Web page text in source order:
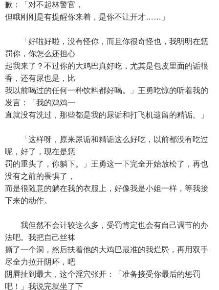
歉：「对不起林警官，
但哦刚刚是有提醒你来着，是你不让开才……」
「好啦好啦，没有怪你，而且你很奇怪也，我明明在惩
罚你，你怎么还担心
起我来了？不过你的大鸡巴真好吃，尤其是包皮里面的诟很
香，还有尿也是，比
我以前喝过的任何一种饮料都好喝。」王勇吃惊的听着我的
发言：「我的鸡鸡一
直就没有洗过，那些都是我的尿诟和打飞机遗留的精诟。」
「这样呀，原来尿诟和精诟这么好吃，以前都没有吃过
呢，好了，现在是惩
罚的重头了，你躺下。」王勇这一下完全开始放松了，再也
没有之前的畏惧了，
而是很随意的躺在我的衣服上，好像我是小姐一样，等我接
下来的动作。
我但然不会计较这么多，受罚肯定也会有自己调节的办
法吧。我把自己丝袜
撕了一个洞，然后扶着他的大鸡巴最准的我烂屄，再用双手
尽全力拉开阴环，吧
阴唇扯到最大，这个淫穴张开：「准备接受你最后的惩罚
吧！」我说完就坐了下